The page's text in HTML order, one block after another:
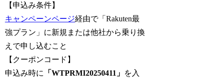
【申込み条件】
キャンペーンページ経由で「Rakuten最
強プラン」に新規または他社から乗り換
えで申し込むこと
【クーポンコード】
申込み時に
「WTPRMI20250411」 を入